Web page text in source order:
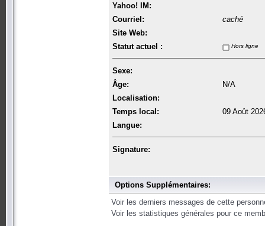
Yahoo! IM:
Courriel:
caché
Site Web:
Statut actuel :
Hors ligne
Sexe:
Âge:
N/A
Localisation:
Temps local:
09 Août
Langue:
Signature:
Options Supplémentaires:
Voir les derniers messages de cette
Voir les statistiques générales pour ce